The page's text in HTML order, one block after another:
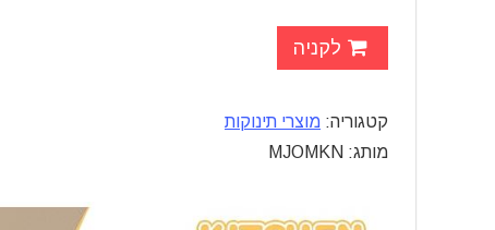
לקניה
קטגוריה: מוצרי תינוקות
מותג: MJOMKN